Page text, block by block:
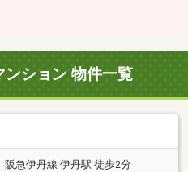
ション 物件一覧
阪急伊丹線 伊丹駅 徒歩2分